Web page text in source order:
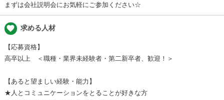
まずは会社説明会にお気軽にご参加ください☆
favorite 求める人材
【応募資格】
高卒以上 ＜職種・業界未経験者・第二新卒者、歓迎！＞
【あると望ましい経験・能力】
★人とコミュニケーションをとることが好きな方